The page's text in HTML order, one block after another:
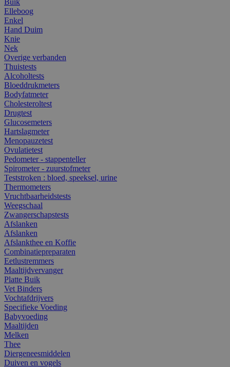
Elleboog
Enkel
Hand Duim
Knie
Nek
Overige verbanden
Thuistests
Alcoholtests
Bloeddrukmeters
Bodyfatmeter
Cholesteroltest
Drugtest
Glucosemeters
Hartslagmeter
Menopauzetest
Ovulatietest
Pedometer - stappenteller
Spirometer - zuurstofmeter
Teststroken : bloed, speeksel, urine
Thermometers
Vruchtbaarheidstests
Weegschaal
Zwangerschapstests
Afslanken
Afslanken
Afslankthee en Koffie
Combinatiepreparaten
Eetlustremmers
Maaltijdvervanger
Platte Buik
Vet Binders
Vochtafdrijvers
Specifieke Voeding
Babyvoeding
Maaltijden
Melken
Thee
Diergeneesmiddelen
Duiven en vogels